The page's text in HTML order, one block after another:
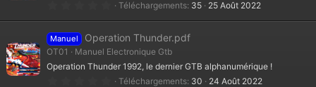
(
)
0
0
é
t
i
Téléchargements 35 25 Août 2022
Manuel Operation Thunder.pdf
OT01
Manuel Electronique Gtb
Operation Thunder 1992, le dernier GTB alphanumérique !
0 Téléchargements 30 24 Août 2022